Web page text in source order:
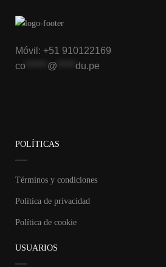
Móvil: +51 910122169
co
@ du.pe
POLÍTICAS
Términos y condiciones
Política de privacidad
Política de cookie
USUARIOS